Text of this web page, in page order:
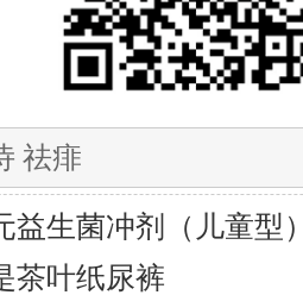
祛痱
益生菌冲剂（儿童型
茶叶纸尿裤